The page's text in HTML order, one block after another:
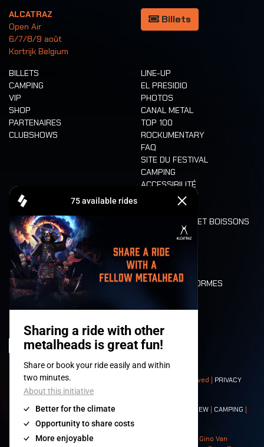
ALCATRAZ
Open Air
6/7/8/9 août
Kortrijk Belgium
Billets
BILLETS
CAMPING
VIP
SHOP
PARTENAIRES
CLUBSHOWS
LINE-UP
EL PRESIDIO
PHOTOS
CANAL METAL
TOP 100
ROCKUMENTARY
FAQ
SITE DU FESTIVAL
CAMPING
ACCESSIBILITÉ
CASHLESS
ALIMENTATION ET BOISSONS
LONE WOLVES
PLAN
DEATH RIDE
VALEURS ET NORMES
HISTOIRE
© 2008-2026- Apache Productions VZW – All rights reserved | PRIVACY
POLICY|CONDITIONS GÉNÉRALES
Contact:GENERAL| PARTNERSHIPS CREW | CAMPING |
NEIGHBOURS
Photos: Ann Kermans - Hans Van Hoof - Eliaz Bruggeman - Gino Van